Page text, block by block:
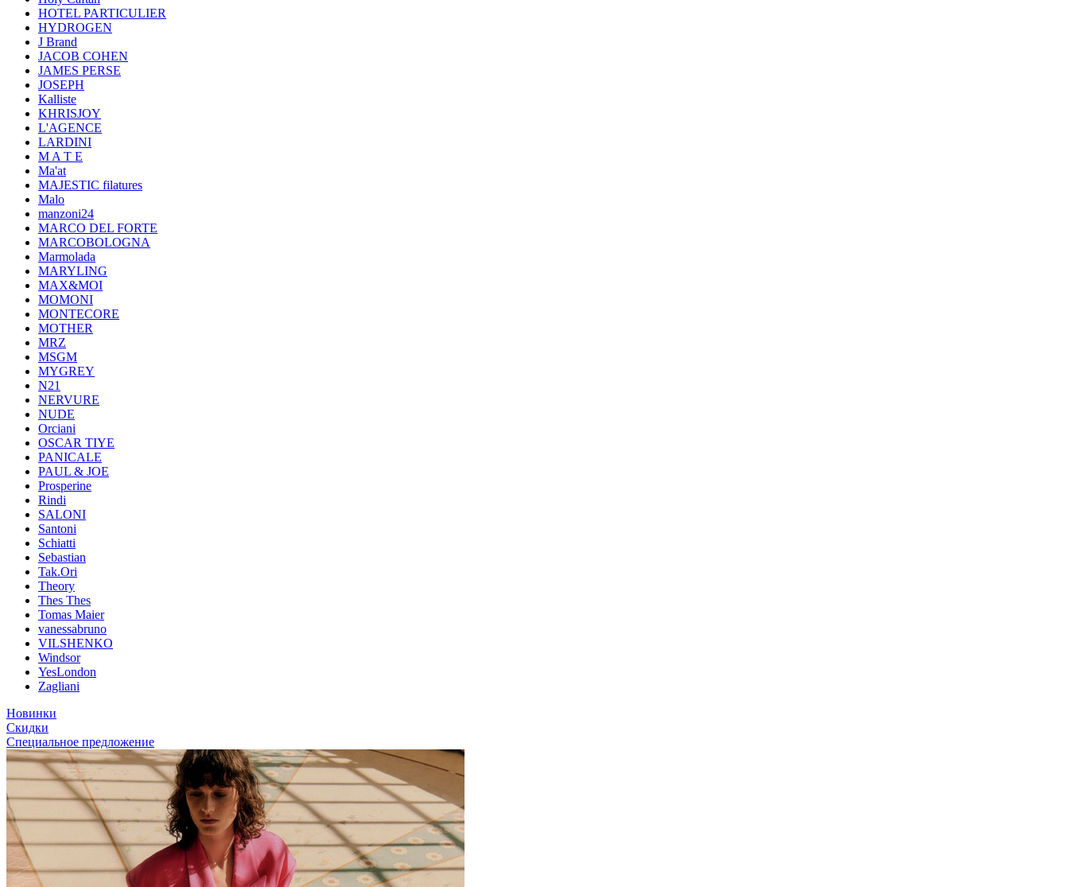
HOTEL PARTICULIER
HYDROGEN
J Brand
JACOB COHEN
JAMES PERSE
JOSEPH
Kalliste
KHRISJOY
L'AGENCE
LARDINI
M A T E
Ma'at
MAJESTIC filatures
Malo
manzoni24
MARCO DEL FORTE
MARCOBOLOGNA
Marmolada
MARYLING
MAX&MOI
MOMONI
MONTECORE
MOTHER
MRZ
MSGM
MYGREY
N21
NERVURE
NUDE
Orciani
OSCAR TIYE
PANICALE
PAUL & JOE
Prosperine
Rindi
SALONI
Santoni
Schiatti
Sebastian
Tak.Ori
Theory
Thes Thes
Tomas Maier
vanessabruno
VILSHENKO
Windsor
YesLondon
Zagliani
Новинки
Скидки
Специальное предложение